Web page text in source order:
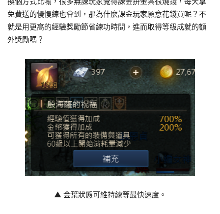
免費送的慢慢練也會到，那為什麼課金玩家願意花錢買呢？不
就是用更高的經驗獎勵節省練功時間，進而取得等級成就的額
外獎勵嗎？
▲ 金葉狀態可維持練等最快速度。